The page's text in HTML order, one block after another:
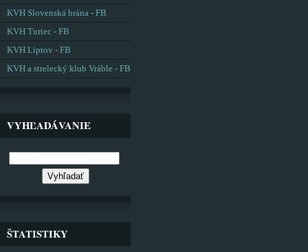
KVH Slovenská brána - FB
KVH Turiec - FB
KVH Liptov - FB
KVH a strelecký klub Vráble - FB
VYHĽADÁVANIE
ŠTATISTIKY